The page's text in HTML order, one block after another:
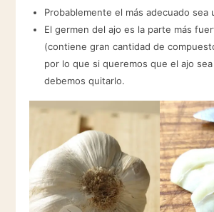
Probablemente el más adecuado sea
El germen del ajo es la parte más
(contiene gran cantidad de
por lo que si queremos que el ajo sea
debemos quitarlo.